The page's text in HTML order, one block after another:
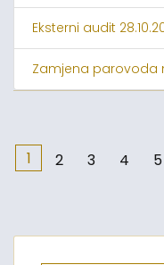
Eksterni audit
Zamjena parovoda
1 2 3 4 5